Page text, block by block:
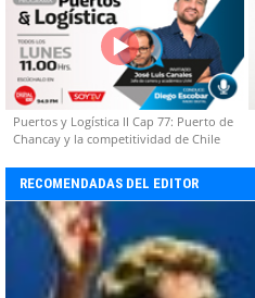
Puertos y Logística II Cap 77: Puerto de
Chancay y la competitividad de Chile
RECOMENDADAS DEL EDITOR